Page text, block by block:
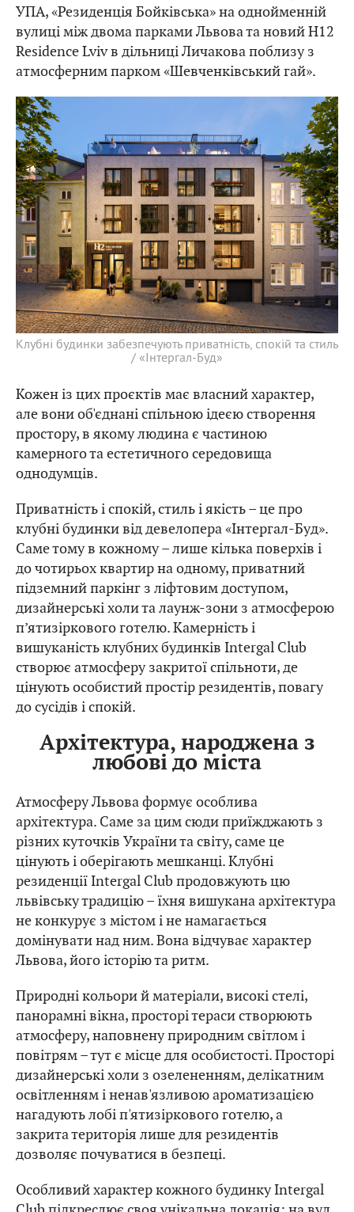
УПА, «Резиденція Бойківська» на однойменній
вулиці між двома парками Львова та новий H12
Residence Lviv в дільниці Личакова поблизу з
атмосферним парком «Шевченківський гай».
Клубні будинки забезпечують приватність, спокій та стиль
/ «Інтергал-Буд»
Кожен із цих проєктів має власний характер,
але вони об'єднані спільною ідеєю створення
простору, в якому людина є частиною
камерного та естетичного середовища
однодумців.
Приватність і спокій, стиль і якість – це про
клубні будинки від девелопера «Інтергал-Буд».
Саме тому в кожному – лише кілька поверхів і
до чотирьох квартир на одному, приватний
підземний паркінг з ліфтовим доступом,
дизайнерські холи та лаунж-зони з атмосферою
п’ятизіркового готелю. Камерність і
вишуканість клубних будинків Intergal Club
створює атмосферу закритої спільноти, де
цінують особистий простір резидентів, повагу
до сусідів і спокій.
Архітектура, народжена з
любові до міста
Атмосферу Львова формує особлива
архітектура. Саме за цим сюди приїжджають з
різних куточків України та світу, саме це
цінують і оберігають мешканці. Клубні
резиденції Intergal Club продовжують цю
львівську традицію – їхня вишукана архітектура
не конкурує з містом і не намагається
домінувати над ним. Вона відчуває характер
Львова, його історію та ритм.
Природні кольори й матеріали, високі стелі,
панорамні вікна, просторі тераси створюють
атмосферу, наповнену природним світлом і
повітрям – тут є місце для особистості. Просторі
дизайнерські холи з озелененням, делікатним
освітленням і ненав'язливою ароматизацією
нагадують лобі п'ятизіркового готелю, а
закрита територія лише для резидентів
дозволяє почуватися в безпеці.
Особливий характер кожного будинку Intergal